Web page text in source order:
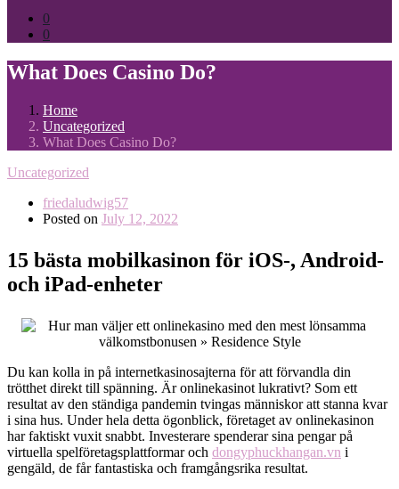
0
0
What Does Casino Do?
Home
Uncategorized
What Does Casino Do?
Uncategorized
friedaludwig57
Posted on July 12, 2022
15 bästa mobilkasinon för iOS-, Android-
och iPad-enheter
Du kan kolla in på internetkasinosajterna för att förvandla din
trötthet direkt till spänning. Är onlinekasinot lukrativt? Som ett
resultat av den ständiga pandemin tvingas människor att stanna kvar
i sina hus. Under hela detta ögonblick, företaget av onlinekasinon
har faktiskt vuxit snabbt. Investerare spenderar sina pengar på
virtuella spelföretagsplattformar och dongyphuckhangan.vn i
gengäld, de får fantastiska och framgångsrika resultat.